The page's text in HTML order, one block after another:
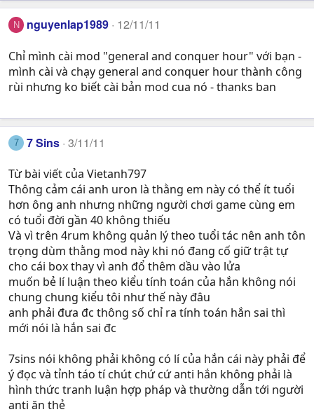
N nguyenlap1989 12/11/11
Chỉ mình cài mod "general and conquer hour" với bạn -
mình cài và chạy general and conquer hour thành công
rùi nhưng ko biết cài bản mod cua nó - thanks ban
7 7 Sins 3/11/11
Từ bài viết của Vietanh797
Thông cảm cái anh uron là thằng em này có thể ít tuổi
hơn ông anh nhưng những người chơi game cùng em
có tuổi đời gần 40 không thiếu
Và vì trên 4rum không quản lý theo tuổi tác nên anh tôn
trọng dùm thằng mod này khi nó đang cố giữ trật tự
cho cái box thay vì anh đổ thêm dầu vào lửa
muốn bẻ lí luận theo kiểu tính toán của hắn không nói
chung chung kiểu tôi như thế này đâu
anh phải đưa đc thông số chỉ ra tính toán hắn sai thì
mới nói là hắn sai đc
7sins nói không phải không có lí của hắn cái này phải để
ý đọc và tỉnh táo tí chút chứ cứ anti hắn không phải là
hình thức tranh luận hợp pháp và thường dẫn tới người
anti ăn thẻ